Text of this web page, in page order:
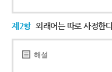
제2항 외래어는 따로 사정한
해설